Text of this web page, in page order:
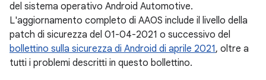
del sistema operativo Android Automotive.
L'aggiornamento completo di AAOS include il livello della
patch di sicurezza del 01-04-2021 o successivo del
bollettino sulla sicurezza di Android di aprile 2021, oltre a
tutti i problemi descritti in questo bollettino.